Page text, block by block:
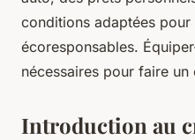
conditions adaptées pour
écoresponsables.
nécessaires pour faire un
Introduction au